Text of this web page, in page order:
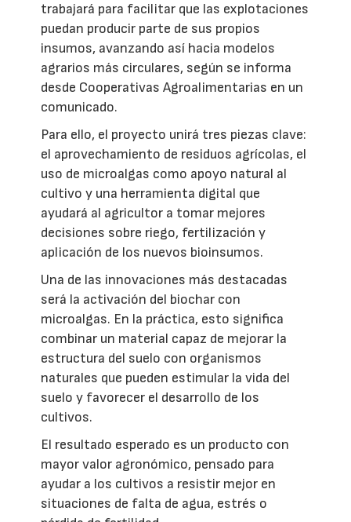
trabajará para facilitar que las explotaciones
puedan producir parte de sus propios
insumos, avanzando así hacia modelos
agrarios más circulares, según se informa
desde Cooperativas Agroalimentarias en un
comunicado.
Para ello, el proyecto unirá tres piezas clave:
el aprovechamiento de residuos agrícolas, el
uso de microalgas como apoyo natural al
cultivo y una herramienta digital que
ayudará al agricultor a tomar mejores
decisiones sobre riego, fertilización y
aplicación de los nuevos bioinsumos.
Una de las innovaciones más destacadas
será la activación del biochar con
microalgas. En la práctica, esto significa
combinar un material capaz de mejorar la
estructura del suelo con organismos
naturales que pueden estimular la vida del
suelo y favorecer el desarrollo de los
cultivos.
El resultado esperado es un producto con
mayor valor agronómico, pensado para
ayudar a los cultivos a resistir mejor en
situaciones de falta de agua, estrés o